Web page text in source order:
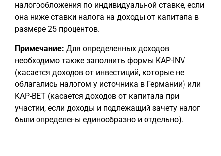
налогообложения по индивидуальной ставке, если
она ниже ставки налога на доходы от капитала в
размере 25 процентов.
Примечание: Для определенных доходов
необходимо также заполнить формы KAP-INV
(касается доходов от инвестиций, которые не
облагались налогом у источника в Германии) или
KAP-BET (касается доходов от капитала при
участии, если доходы и подлежащий зачету налог
были определены единообразно и отдельно).